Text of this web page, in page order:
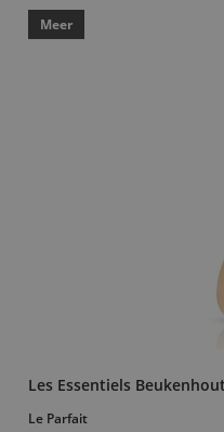
Meer
Les Essentiels
Le Parfait